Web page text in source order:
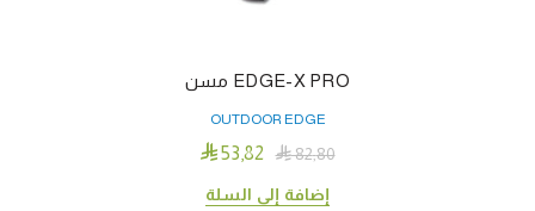
EDGE-X PRO مسن
OUTDOOR EDGE

82٫80  53٫82
إضافة إلى السلة